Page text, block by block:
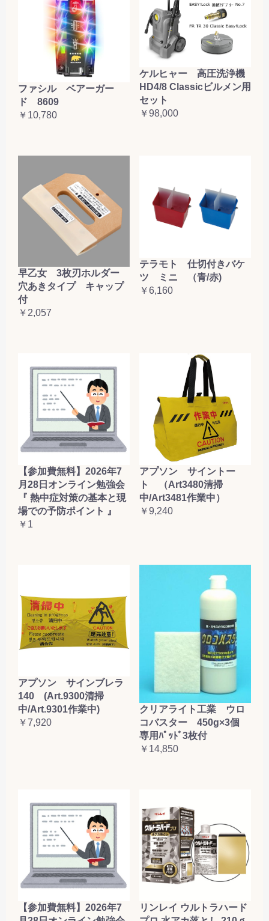
ファシル ベアーガー
ド 8609
￥10,780
ケルヒャー 高圧洗浄機
HD4/8 Classicビルメン用
セット
￥98,000
早乙女 3枚刃ホルダー
穴あきタイプ キャップ
付
￥2,057
テラモト 仕切付きバケ
ツ ミニ （青/赤)
￥6,160
【参加費無料】2026年7
月28日オンライン勉強会
『 熱中症対策の基本と現
場での予防ポイント 』
￥1
アプソン サイントー
ト （Art3480清掃
中/Art3481作業中）
￥9,240
アプソン サインブレラ
140 (Art.9300清掃
中/Art.9301作業中)
￥7,920
クリアライト工業 ウロ
コバスター 450g×3個
専用ﾊﾟｯﾄﾞ3枚付
￥14,850
【参加費無料】2026年7
リンレイ ウルトラハード